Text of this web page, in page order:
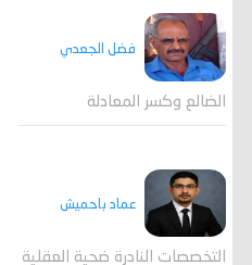
فضل الجعدي
الضالع وكسر المعادلة
عماد باحميش
التخصصات النادرة ضحية العقلية